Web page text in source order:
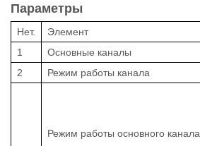
Параметры
Нет. Элемент
1
Основные каналы
2
Режим работы канала
Режим работы основного канала